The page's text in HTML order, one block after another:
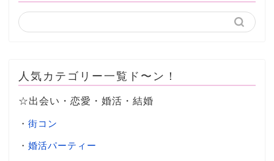
人気カテゴリー一覧ド〜ン！
☆出会い・恋愛・婚活・結婚
・ 街コン
・ 婚活パーティー